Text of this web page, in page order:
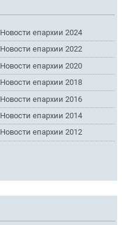
Новости епархии 2024
Новости епархии 2022
Новости епархии 2020
Новости епархии 2018
Новости епархии 2016
Новости епархии 2014
Новости епархии 2012